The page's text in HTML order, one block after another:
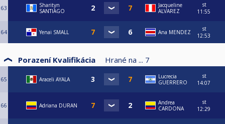
63
Sharityn
SANTIAGO
Jacqueline
ALVAREZ
st
11:55
64 Yenai SMALL Ana MENDEZ
st
12:53
Porazení Kvalifikácia Hrané na ... 7
65 Araceli AYALA
Lucrecia
GUERRERO
st
14:07
66 Adriana DURAN
Andrea
CARDONA
st
12:29